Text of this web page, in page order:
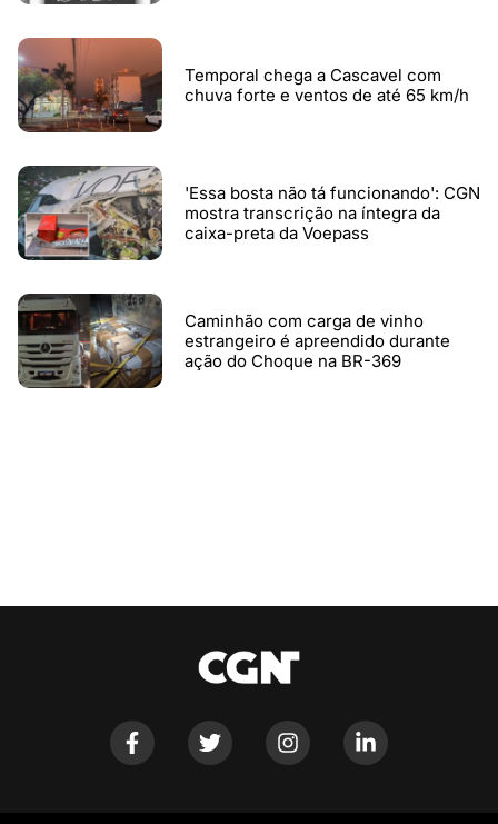
Temporal chega a Cascavel com
chuva forte e ventos de até 65 km/h
'Essa bosta não tá funcionando': CGN
mostra transcrição na íntegra da
caixa-preta da Voepass
Caminhão com carga de vinho
estrangeiro é apreendido durante
ação do Choque na BR-369